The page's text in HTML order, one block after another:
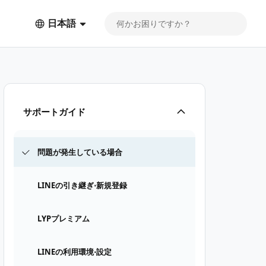
日本語
サポートガイド
問題が発生している場合
LINEの引き継ぎ⋅新規登録
LYPプレミアム
LINEの利用環境⋅設定